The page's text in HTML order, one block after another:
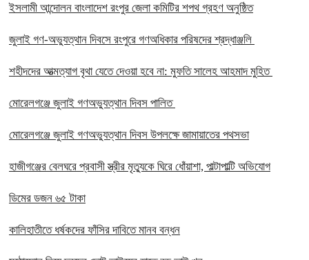
ইসলামী আন্দোলন বাংলাদেশ রংপুর জেলা কমিটির শপথ গ্রহণ অনুষ্ঠিত
‎জুলাই গণ-অভ্যুত্থান দিবসে রংপুরে গণঅধিকার পরিষদের শ্রদ্ধাঞ্জলি ‎
‎শহীদদের আত্মত্যাগ বৃথা যেতে দেওয়া হবে না: মুফতি সালেহ আহমাদ মুহিত ‎
মোরেলগঞ্জে জুলাই গণঅভ্যুত্থান দিবস পালিত
মোরেলগঞ্জে জুলাই গণঅভ্যুত্থান দিবস উপলক্ষে জামায়াতের পথসভা
হাজীগঞ্জের বেলঘরে প্রবাসী স্ত্রীর মৃত্যুকে ঘিরে ধোঁয়াশা, পাল্টাপাল্টি অভিযোগ
ডিমের ডজন ৬৫ টাকা
কালিহাতীতে ধর্ষকদের ফাঁসির দাবিতে মানব বন্ধন